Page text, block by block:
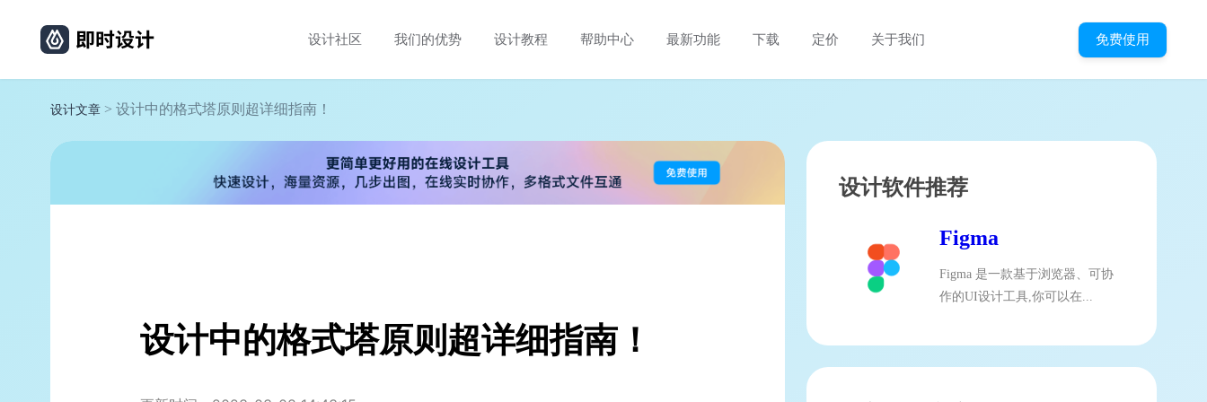
设计社区 我们的优势 设计教程 帮助中心 最新功能 下载 定价 关于我们 免费使用
设计文章 > 设计中的格式塔原则超详细指南！
设计中的格式塔原则超详细指南！
设计软件推荐
Figma
Figma 是一款基于浏览器、可协
作的UI设计工具,你可以在...